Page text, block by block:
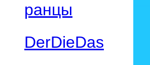
ранцы
DerDieDas